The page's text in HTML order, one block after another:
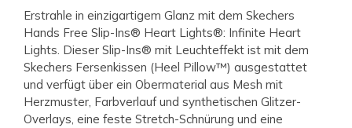
Erstrahle in einzigartigem Glanz mit dem Skechers
Hands Free Slip-Ins® Heart Lights®: Infinite Heart
Lights. Dieser Slip-Ins® mit Leuchteffekt ist mit dem
Skechers Fersenkissen (Heel Pillow™) ausgestattet
und verfügt über ein Obermaterial aus Mesh mit
Herzmuster, Farbverlauf und synthetischen Glitzer-
Overlays, eine feste Stretch-Schnürung und eine